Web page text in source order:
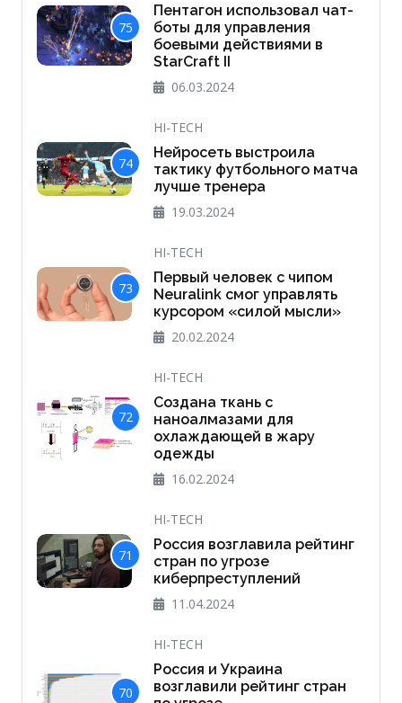
75
Пентагон использовал чат-
боты для управления
боевыми действиями в
StarCraft II
06.03.2024
74
HI-TECH
Нейросеть выстроила
тактику футбольного матча
лучше тренера
19.03.2024
73
HI-TECH
Первый человек с чипом
Neuralink смог управлять
курсором «силой мысли»
20.02.2024
72
HI-TECH
Создана ткань с
наноалмазами для
охлаждающей в жару
одежды
16.02.2024
71
HI-TECH
Россия возглавила рейтинг
стран по угрозе
киберпреступлений
11.04.2024
70
HI-TECH
Россия и Украина
возглавили рейтинг стран